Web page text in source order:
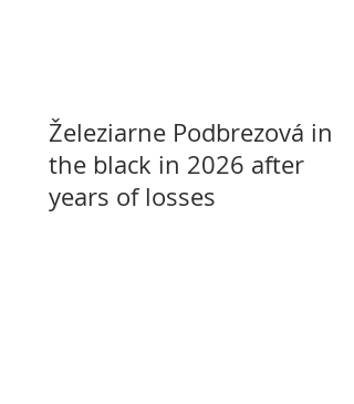
Železiarne Podbrezová in
the black in 2026 after
years of losses